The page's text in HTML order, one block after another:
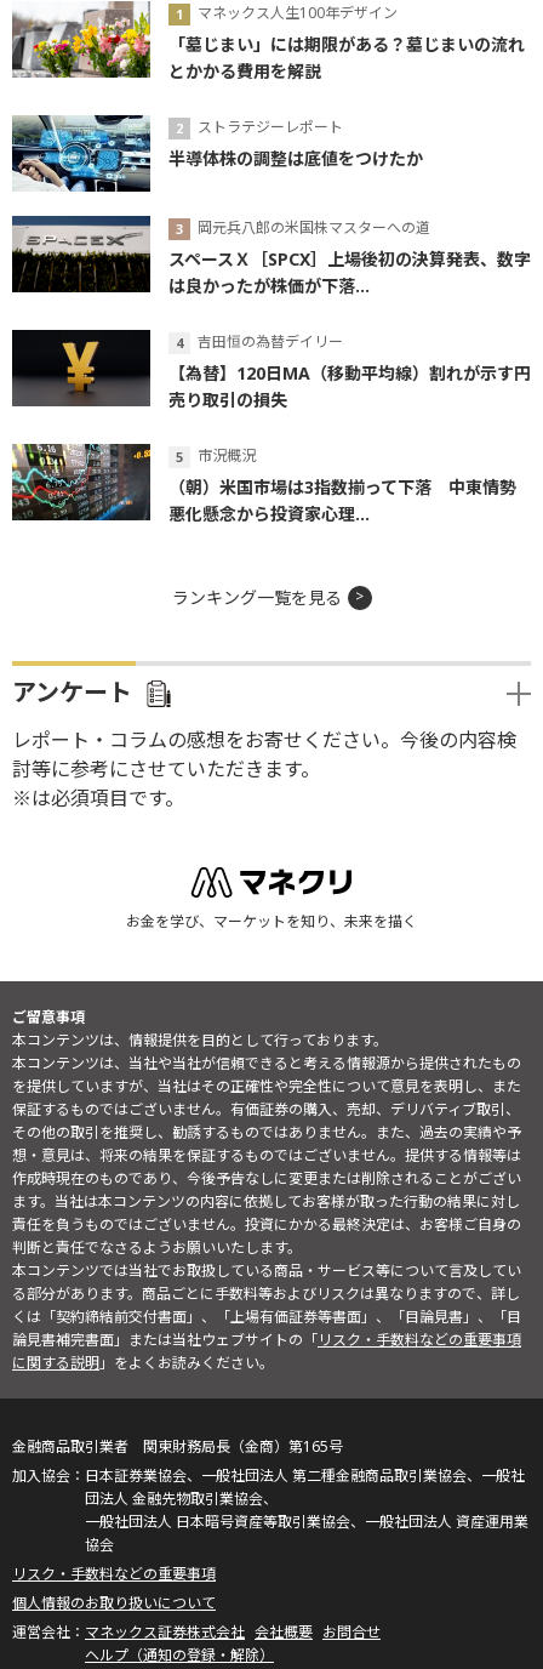
マネックス人生100年デザイン
「墓じまい」には期限がある？墓じまいの流れ
とかかる費用を解説
ストラテジーレポート
半導体株の調整は底値をつけたか
岡元兵八郎の米国株マスターへの道
スペースＸ［SPCX］上場後初の決算発表、数字
は良かったが株価が下落...
吉田恒の為替デイリー
【為替】120日MA（移動平均線）割れが示す円
売り取引の損失
市況概況
（朝）米国市場は3指数揃って下落 中東情勢
悪化懸念から投資家心理...
ランキング一覧を見る
アンケート
レポート・コラムの感想をお寄せください。今後の内容検
討等に参考にさせていただきます。
※は必須項目です。
お金を学び、マーケットを知り、未来を描く
ご留意事項
本コンテンツは、情報提供を目的として行っております。
本コンテンツは、当社や当社が信頼できると考える情報源から提供されたもの
を提供していますが、当社はその正確性や完全性について意見を表明し、また
保証するものではございません。有価証券の購入、売却、デリバティブ取引、
その他の取引を推奨し、勧誘するものではありません。また、過去の実績や予
想・意見は、将来の結果を保証するものではございません。提供する情報等は
作成時現在のものであり、今後予告なしに変更または削除されることがござい
ます。当社は本コンテンツの内容に依拠してお客様が取った行動の結果に対し
責任を負うものではございません。投資にかかる最終決定は、お客様ご自身の
判断と責任でなさるようお願いいたします。
本コンテンツでは当社でお取扱している商品・サービス等について言及してい
る部分があります。商品ごとに手数料等およびリスクは異なりますので、詳し
くは「契約締結前交付書面」、「上場有価証券等書面」、「目論見書」、「目
論見書補完書面」または当社ウェブサイトの「リスク・手数料などの重要事項
に関する説明」をよくお読みください。
金融商品取引業者 関東財務局長（金商）第165号
日本証券業協会、一般社団法人 第二種金融商品取引業協会、一般社
団法人 金融先物取引業協会、
一般社団法人 日本暗号資産等取引業協会、一般社団法人 資産運用業
協会
リスク・手数料などの重要事項
個人情報のお取り扱いについて
マネックス証券株式会社 会社概要 お問合せ
ヘルプ（通知の登録・解除）